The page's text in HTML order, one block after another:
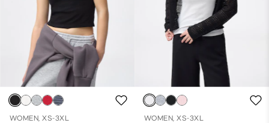
WOMEN, XS-3XL
WOMEN, XS-3XL